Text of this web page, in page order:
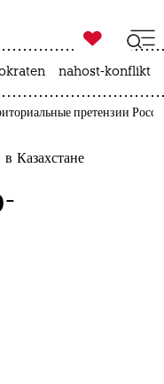

taz zahl ich
nahost-konflikt
претензии
Казахстане